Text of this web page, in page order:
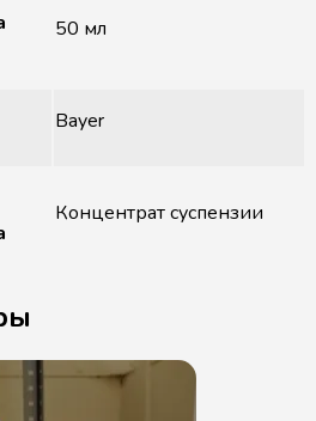
50 мл
Bayer
Концентрат суспензии